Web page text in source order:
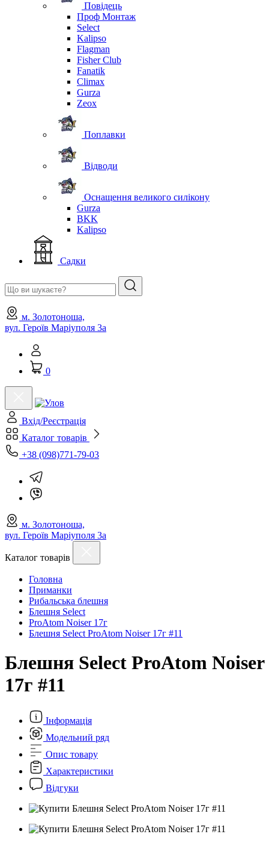
Повідець
Проф Монтаж
Select
Kalipso
Flagman
Fisher Club
Fanatik
Climax
Gurza
Zeox
Поплавки
Відводи
Оснащення великого силікону
Gurza
BKK
Kalipso
Садки
м. Золотоноша,
вул. Героїв Маріуполя 3а
0
Вхід/Реєстрація
Каталог товарів
+38 (098)771-79-03
м. Золотоноша,
вул. Героїв Маріуполя 3а
Каталог товарів
Головна
Приманки
Рибальська блешня
Блешня Select
ProAtom Noiser 17г
Блешня Select ProAtom Noiser 17г #11
Блешня Select ProAtom Noiser
17г #11
Інформація
Модельний ряд
Опис товару
Характеристики
Відгуки